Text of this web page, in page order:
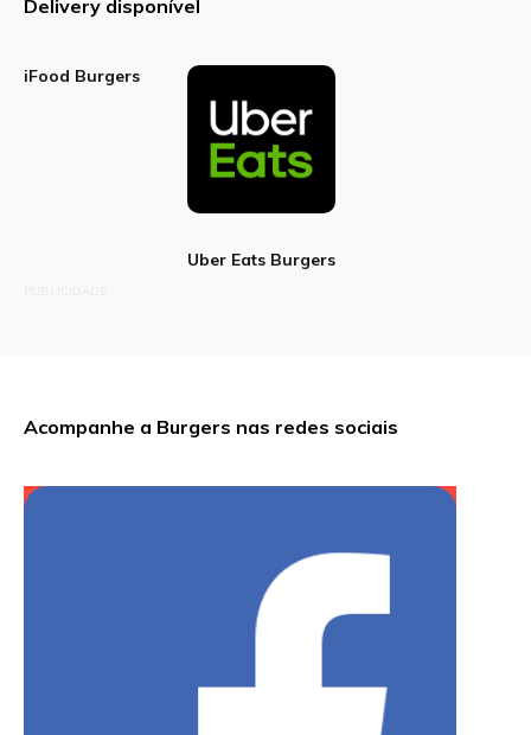
Delivery disponível
iFood Burgers
Uber Eats Burgers
Acompanhe a Burgers nas redes sociais